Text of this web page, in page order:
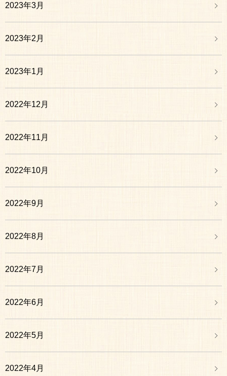
2023年3月
2023年2月
2023年1月
2022年12月
2022年11月
2022年10月
2022年9月
2022年8月
2022年7月
2022年6月
2022年5月
2022年4月